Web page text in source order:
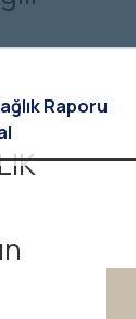
Raporu